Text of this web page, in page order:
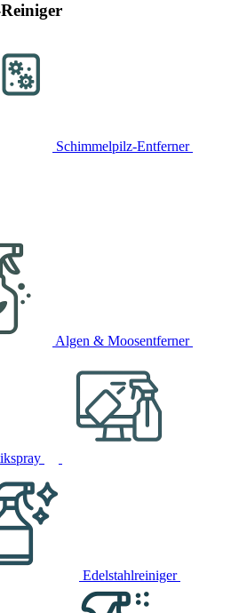
Schimmelpilz-Entferner
Algen & Moosentferner
Edelstahlreiniger